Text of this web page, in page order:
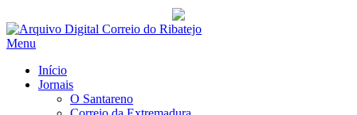
Saltar
para
Menu
Início
Jornais
O Santareno